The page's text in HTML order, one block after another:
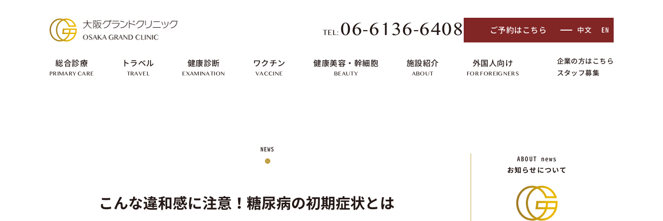
TEL: 06-6136-6408 ご予約はこちら 中文 EN
総合診療
PRIMARY CARE
トラベル
TRAVEL
健康診断
EXAMINATION
ワクチン
VACCINE
健康美容・幹細胞
BEAUTY
施設紹介
ABOUT
外国人向け
FOR FOREIGNERS
企業の方はこちら
スタッフ募集
こんな違和感に注意！糖尿病の初期症状とは
NEWS
ABOUT news
お知らせについて